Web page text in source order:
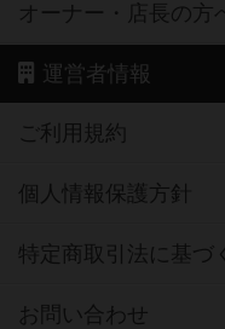
オーナー・店長の方
運営者情報
ご利用規約
個人情報保護方針
特定商取引法に基づ
お問い合わせ